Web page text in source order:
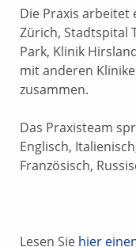
Die Praxis
Zürich, Stadtspital
Park, Klinik
mit anderen
zusammen.
Das Praxisteam
Englisch,
Französisch,
Lesen Sie hier